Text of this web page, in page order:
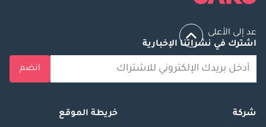
عد إلى الأعلى
اشترك في نشراتنا الإخبارية
انضم
شركة
خريطة الموقع